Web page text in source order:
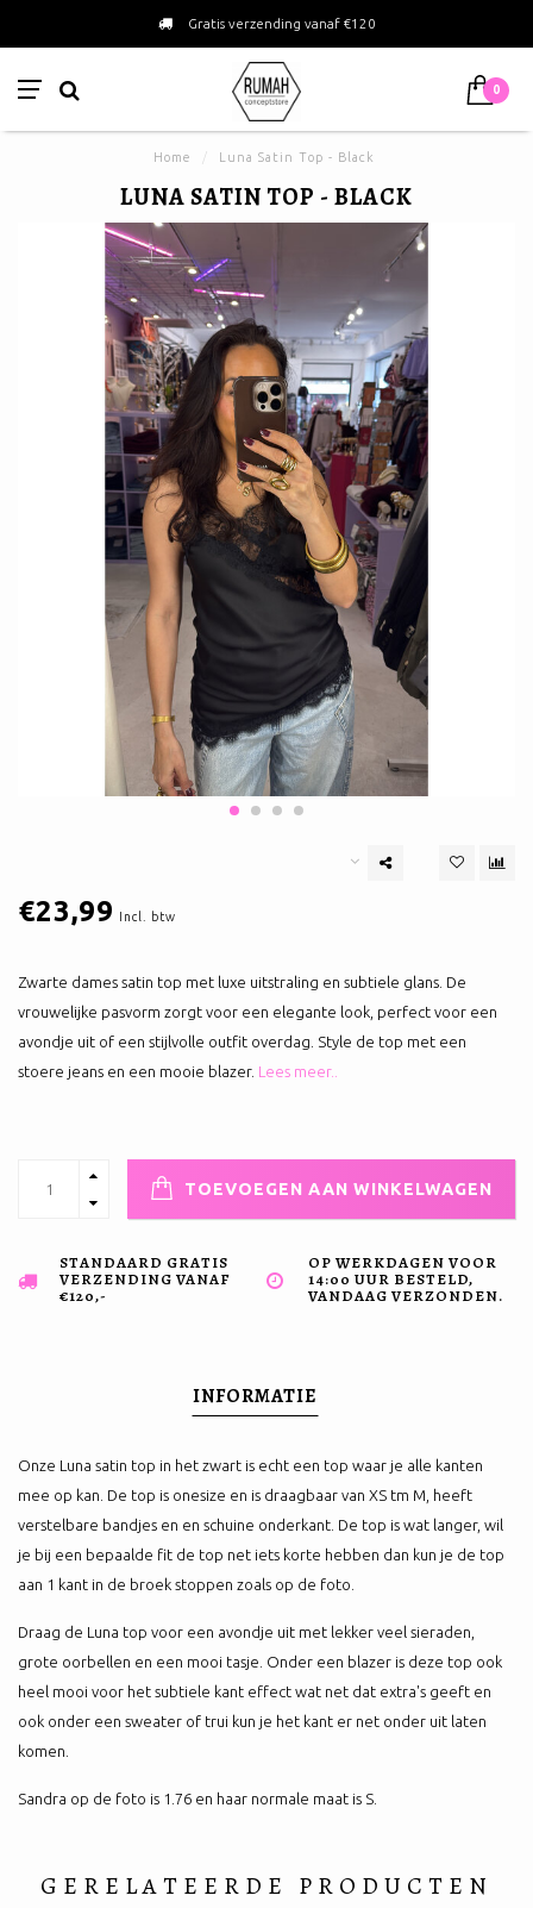
Gratis verzending vanaf €120
0
Home Luna Satin Top - Black
LUNA SATIN TOP - BLACK
€23,99 Incl. btw
Zwarte dames satin top met luxe uitstraling en subtiele glans. De
vrouwelijke pasvorm zorgt voor een elegante look, perfect voor een
avondje uit of een stijlvolle outfit overdag. Style de top met een
stoere jeans en een mooie blazer. Lees meer..
TOEVOEGEN AAN WINKELWAGEN
STANDAARD GRATIS
VERZENDING VANAF
€120,-
OP WERKDAGEN VOOR
14:00 UUR BESTELD,
VANDAAG VERZONDEN.
INFORMATIE
Onze Luna satin top in het zwart is echt een top waar je alle kanten
mee op kan. De top is onesize en is draagbaar van XS tm M, heeft
verstelbare bandjes en en schuine onderkant. De top is wat langer, wil
je bij een bepaalde fit de top net iets korte hebben dan kun je de top
aan 1 kant in de broek stoppen zoals op de foto.
Draag de Luna top voor een avondje uit met lekker veel sieraden,
grote oorbellen en een mooi tasje. Onder een blazer is deze top ook
heel mooi voor het subtiele kant effect wat net dat extra's geeft en
ook onder een sweater of trui kun je het kant er net onder uit laten
komen.
Sandra op de foto is 1.76 en haar normale maat is S.
GERELATEERDE PRODUCTEN